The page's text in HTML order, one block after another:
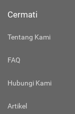
Cermati
Tentang Kami
FAQ
Hubungi Kami
Artikel